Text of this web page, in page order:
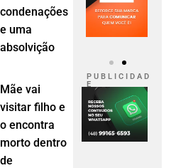
condenações
e uma
absolvição
Mãe vai
visitar filho e
o encontra
morto dentro
de
P U B L I C I D A D
E